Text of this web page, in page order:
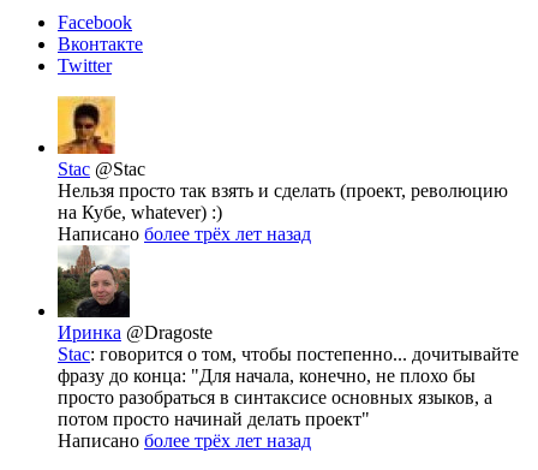
Facebook
Вконтакте
Twitter
Stac @Stac
Нельзя просто так взять и сделать (проект, революцию
на Кубе, whatever) :)
Написано более трёх лет назад
Иринка @Dragoste
Stac: говорится о том, чтобы постепенно... дочитывайте
фразу до конца: "Для начала, конечно, не плохо бы
просто разобраться в синтаксисе основных языков, а
потом просто начинай делать проект"
Написано более трёх лет назад